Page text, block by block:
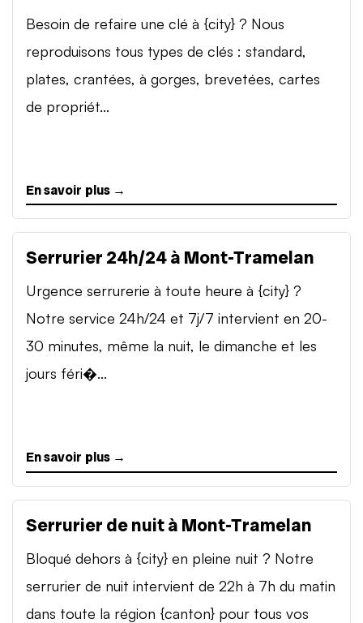
Besoin de refaire une clé à {city} ? Nous
reproduisons tous types de clés : standard,
plates, crantées, à gorges, brevetées, cartes
de propriét...
En savoir plus →
Serrurier 24h/24 à Mont-Tramelan
Urgence serrurerie à toute heure à {city} ?
Notre service 24h/24 et 7j/7 intervient en 20-
30 minutes, même la nuit, le dimanche et les
jours féri�...
En savoir plus →
Serrurier de nuit à Mont-Tramelan
Bloqué dehors à {city} en pleine nuit ? Notre
serrurier de nuit intervient de 22h à 7h du matin
dans toute la région {canton} pour tous vos